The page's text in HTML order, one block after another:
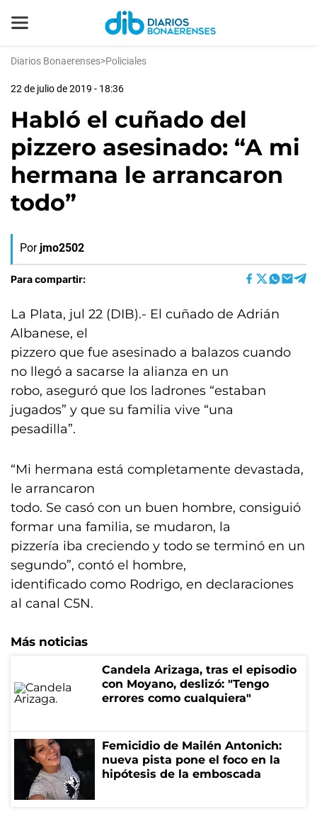
Diarios Bonaerenses>Policiales
22 de julio de 2019 - 18:36
Habló el cuñado del
pizzero asesinado: “A mi
hermana le arrancaron
todo”
Por jmo2502
Para compartir:
La Plata, jul 22 (DIB).- El cuñado de Adrián
Albanese, el
pizzero que fue asesinado a balazos cuando
no llegó a sacarse la alianza en un
robo, aseguró que los ladrones “estaban
jugados” y que su familia vive “una
pesadilla”.
“Mi hermana está completamente devastada,
le arrancaron
todo. Se casó con un buen hombre, consiguió
formar una familia, se mudaron, la
pizzería iba creciendo y todo se terminó en un
segundo”, contó el hombre,
identificado como Rodrigo, en declaraciones
al canal C5N.
Más noticias
Candela Arizaga, tras el episodio
con Moyano, deslizó: "Tengo
errores como cualquiera"
Femicidio de Mailén Antonich:
nueva pista pone el foco en la
hipótesis de la emboscada